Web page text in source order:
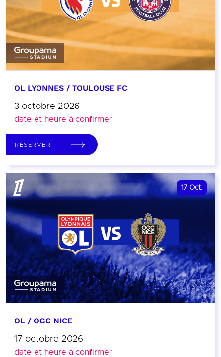
OL LYONNES / TOULOUSE FC
3 octobre 2026
date et heure à confirmer
RÉSERVER
17 Oct.
OL / OGC NICE
17 octobre 2026
date et heure à confirmer